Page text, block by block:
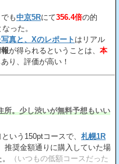
でも中京5Rにて356.4倍の的
った。
真と、Xのレポート はリアル
が得られるということは、 本
り、評価が高い！
所。少し渋いが無料予想もいい
｣という150ptコースで、 札幌1R
推奨金額通りに購入していた場
（いつもの低額コースだった